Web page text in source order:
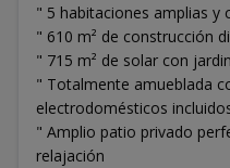
" 5 habitaciones amplias y
" 610 m² de construcción
" 715 m² de solar con
" Totalmente amueblada
electrodomésticos
" Amplio patio privado
relajación